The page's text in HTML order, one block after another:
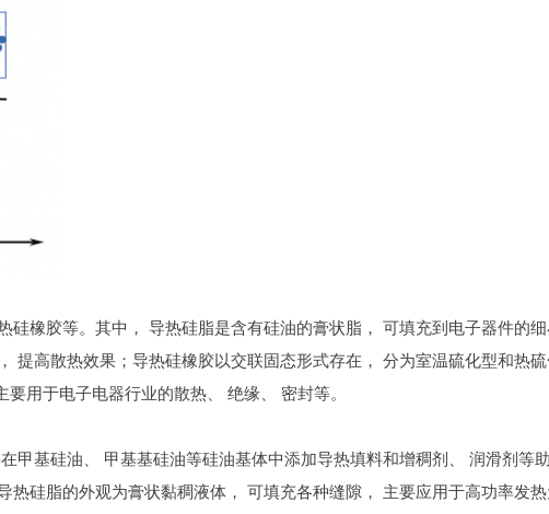
硅橡胶等。其中， 导热硅脂是含有硅油的膏状脂， 可填充到电子器件的
提高散热效果；导热硅橡胶以交联固态形式存在， 分为室温硫化型和热
用于电子电器行业的散热、 绝缘、 密封等。
甲基硅油、 甲基基硅油等硅油基体中添加导热填料和增稠剂、 润滑剂等
热硅脂的外观为膏状黏稠液体， 可填充各种缝隙， 主要应用于高功率发